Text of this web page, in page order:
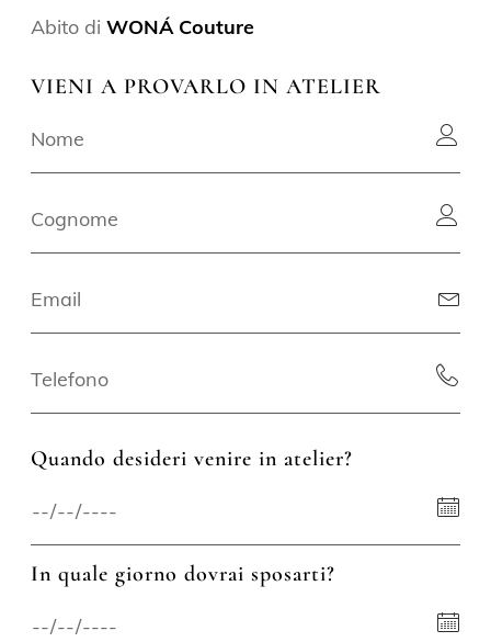
Abito diWONÁ Couture
VIENI A PROVARLO IN ATELIER
Quando desideri venire in atelier?
In quale giorno dovrai sposarti?